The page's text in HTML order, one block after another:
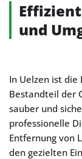
und
In Uelzen ist
Bestandteil der
sauber und
professionelle
Entfernung von
den gezielten